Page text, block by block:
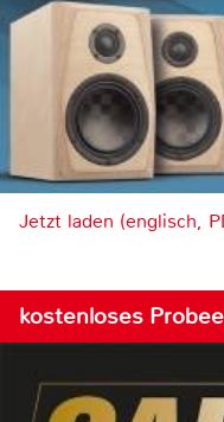
Jetzt laden (englisch,
kostenloses